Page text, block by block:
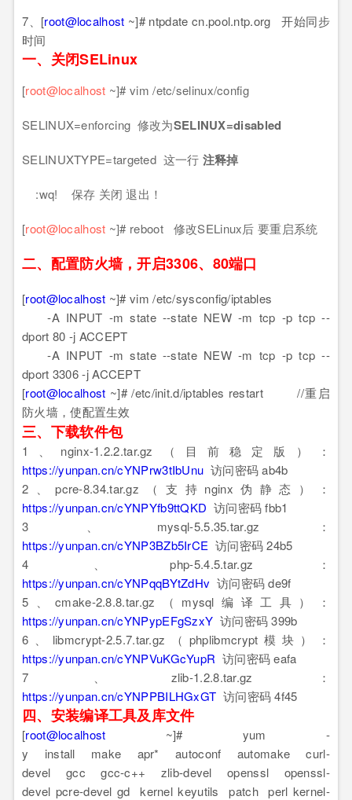
7、[root@localhost ~]# ntpdate cn.pool.ntp.org 开始同步
时间
一、关闭SELinux
[root@localhost ~]# vim /etc/selinux/config
SELINUX=enforcing 修改为SELINUX=disabled
SELINUXTYPE=targeted 这一行 注释掉
:wq! 保存 关闭 退出！
[root@localhost ~]# reboot 修改SELinux后 要重启系统
二、配置防火墙，开启3306、80端口
[root@localhost ~]# vim /etc/sysconfig/iptables
-A INPUT -m state --state NEW -m tcp -p tcp --
dport 80 -j ACCEPT
-A INPUT -m state --state NEW -m tcp -p tcp --
dport 3306 -j ACCEPT
[root@localhost ~]# /etc/init.d/iptables restart //重启
防火墙，使配置生效
三、下载软件包
1、nginx-1.2.2.tar.gz（目前稳定版）：
https://yunpan.cn/cYNPrw3tIbUnu 访问密码 ab4b
2、pcre-8.34.tar.gz（支持nginx伪静态）：
https://yunpan.cn/cYNPYfb9ttQKD 访问密码 fbb1
3、mysql-5.5.35.tar.gz：
https://yunpan.cn/cYNP3BZb5IrCE 访问密码 24b5
4、php-5.4.5.tar.gz：
https://yunpan.cn/cYNPqqBYtZdHv 访问密码 de9f
5、cmake-2.8.8.tar.gz（mysql编译工具）：
https://yunpan.cn/cYNPypEFgSzxY 访问密码 399b
6、libmcrypt-2.5.7.tar.gz（phplibmcrypt模块）：
https://yunpan.cn/cYNPVuKGcYupR 访问密码 eafa
7、zlib-1.2.8.tar.gz：
https://yunpan.cn/cYNPPBILHGxGT 访问密码 4f45
四、安装编译工具及库文件
[root@localhost ~]# yum -
y install make apr* autoconf automake curl-
devel gcc gcc-c++ zlib-devel openssl openssl-
devel pcre-devel gd kernel keyutils patch perl kernel-